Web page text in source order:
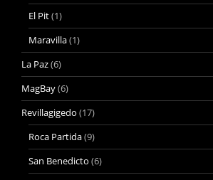
El Pit(1)
Maravilla(1)
La Paz(6)
MagBay(6)
Revillagigedo (17)
Roca Partida(9)
San Benedicto (6)